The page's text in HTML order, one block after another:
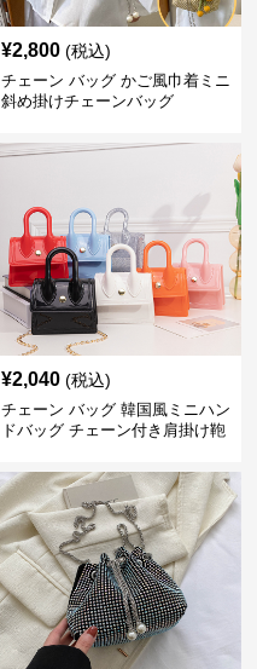
¥2,800 (税込)
チェーン バッグ かご風巾着ミニ
斜め掛けチェーンバッグ
¥2,040 (税込)
チェーン バッグ 韓国風ミニハン
ドバッグ チェーン付き肩掛け鞄